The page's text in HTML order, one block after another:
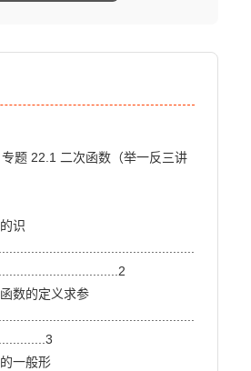
识
数的定义求参
一般形